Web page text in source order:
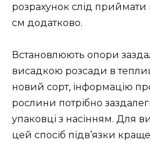
розрахунок слід
см додатково.
Встановлюють опори
висадкою розсади в
новий сорт, інформацію
рослини потрібно
упаковці з насінням. Для
цей спосіб підв’язки